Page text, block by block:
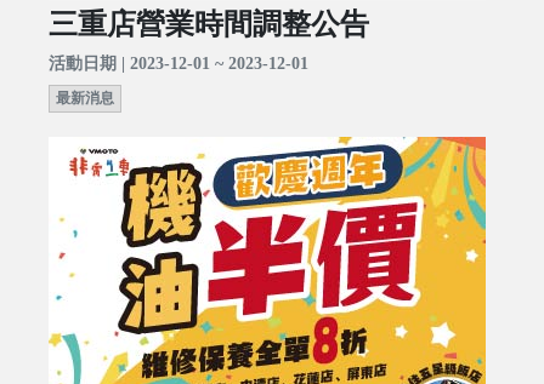
三重店營業時間調整公告
活動日期 | 2023-12-01 ~ 2023-12-01
最新消息